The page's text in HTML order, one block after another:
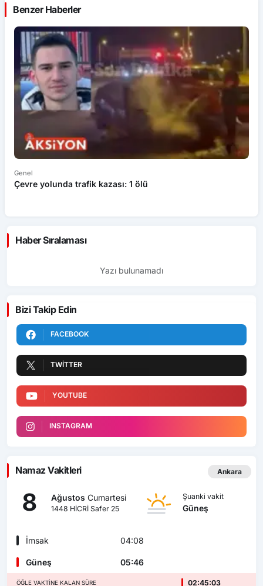
Benzer Haberler
Genel
Çevre yolunda trafik kazası: 1 ölü
Haber Sıralaması
Yazı bulunamadı
Bizi Takip Edin
FACEBOOK
TWITTER
YOUTUBE
INSTAGRAM
Namaz Vakitleri Ankara
8 Ağustos Cumartesi
1448 HİCRİ Safer 25
Şuanki vakit
Güneş
İmsak 04:08
Güneş 05:46
ÖĞLE VAKTINE KALAN SÜRE 02:45:01